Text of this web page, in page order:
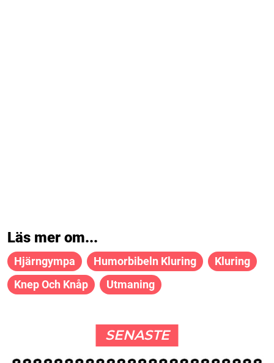
Läs mer om...
Hjärngympa Humorbibeln Kluring
Kluring
Knep Och Knåp
Utmaning
SENASTE